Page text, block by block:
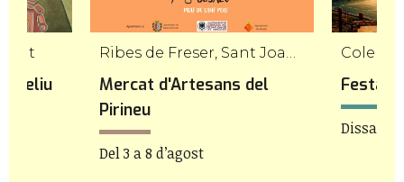
Feliu
Mercat d'Artesans del
Pirineu
Del 3 a 8 d’agost
Colera
Festa
Dissabte